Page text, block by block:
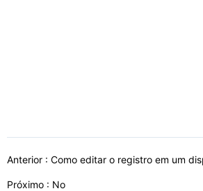
Anterior : Como editar o registro em um
Próximo : No